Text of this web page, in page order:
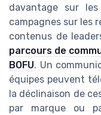
davantage sur
campagnes sur les
contenus de
parcours de
BOFU. Un
équipes peuvent
la déclinaison de
par marque ou